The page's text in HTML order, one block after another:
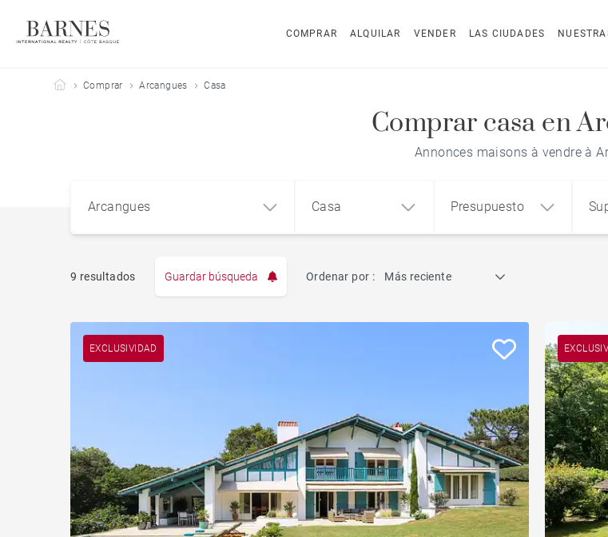
COMPRAR ALQUILAR VENDER LAS CIUDADES
Barnes Côte Basque
Comprar Arcangues Casa
Comprar casa en
Annonces maisons à vendre à
Arcangues
Arcangues (64200)
Casa
Terreno
Castillo Obra nueva Oficinas
Propiedad
Presupuesto
Casa
Parking
Casa
Piso con
9 resultados Guardar búsqueda Ordenar por : Más reciente
EXCLUSIVIDAD